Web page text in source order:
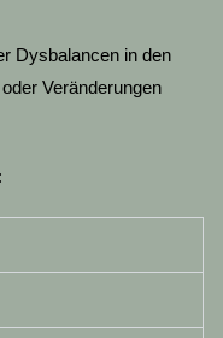
Dysbalancen in den
Veränderungen